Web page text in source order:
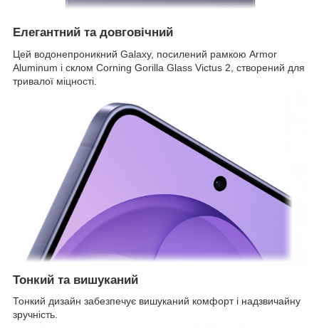
Елегантний та довговічний
Цей водонепроникний Galaxy, посилений рамкою Armor
Aluminum і склом Corning Gorilla Glass Victus 2, створений для
тривалої міцності.
Тонкий та вишуканий
Тонкий дизайн забезпечує вишуканий комфорт і надзвичайну
зручність.